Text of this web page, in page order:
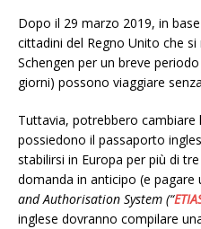
Dopo il 29 marzo 2019, in
cittadini del Regno Unito che si
Schengen per un breve
giorni) possono viaggiare
Tuttavia, potrebbero cambiare
possiedono il passaporto
stabilirsi in Europa per più di
domanda in anticipo (e pagare
and Authorisation System (“
inglese dovranno compilare